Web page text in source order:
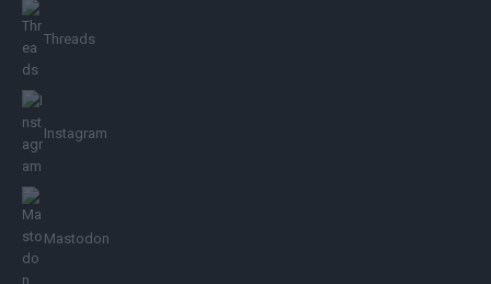
Threads
Instagram
Mastodon